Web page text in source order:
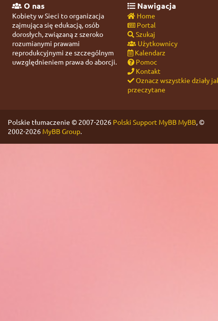
O nas
Kobiety w Sieci to organizacja
zajmująca się edukacją, osób
dorosłych, związaną z szeroko
rozumianymi prawami
reprodukcyjnymi ze szczególnym
uwzględnieniem prawa do aborcji.
Nawigacja
Home
Portal
Szukaj
Użytkownicy
Kalendarz
Pomoc
Kontakt
Oznacz wszystkie działy
przeczytane
Polskie tłumaczenie © 2007-2026 Polski Support MyBB MyBB, ©
2002-2026 MyBB Group.